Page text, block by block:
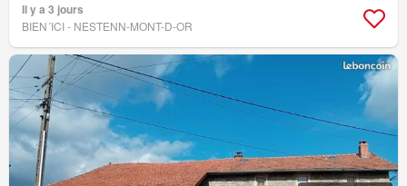
Il y a 3 jours
BIEN´ICI - NESTENN-MONT-D-OR